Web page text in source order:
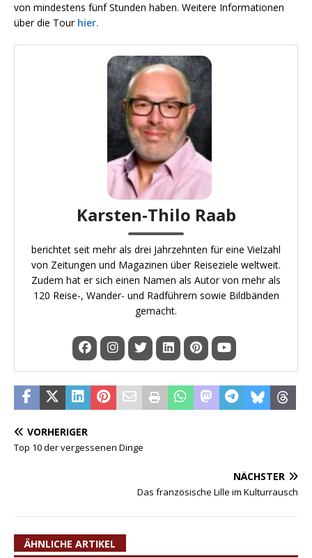
von mindestens fünf Stunden haben. Weitere Informationen
über die Tour hier.
Karsten-Thilo Raab
berichtet seit mehr als drei Jahrzehnten für eine Vielzahl
von Zeitungen und Magazinen über Reiseziele weltweit.
Zudem hat er sich einen Namen als Autor von mehr als
120 Reise-, Wander- und Radführern sowie Bildbänden
gemacht.
VORHERIGER
Top 10 der vergessenen Dinge
NÄCHSTER
Das französische Lille im Kulturrausch
ÄHNLICHE ARTIKEL